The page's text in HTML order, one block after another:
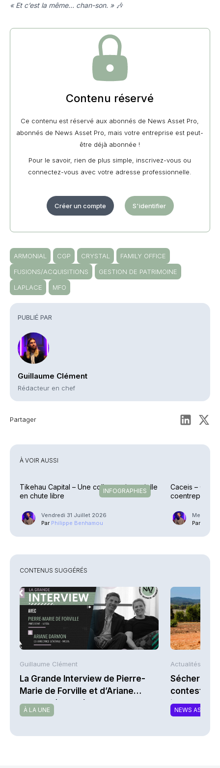
PUBLIÉ PAR
Guillaume Clément
Rédacteur en chef
Partager
« Et c’est la même… chan-son. » 🎶
Contenu réservé
Ce contenu est réservé aux abonnés de News Asset Pro,
abonnés de News Asset Pro, mais votre entreprise est peut-
être déjà abonnée !
Pour le savoir, rien de plus simple, inscrivez-vous ou
connectez-vous avec votre adresse professionnelle.
Créer un compte S'identifier
ARMONIAL CGP CRYSTAL
FAMILY OFFICE
FUSIONS/ACQUISITIONS
GESTION DE PATRIMOINE
LAPLACE
MFO
À VOIR AUSSI
INFOGRAPHIES
Tikehau Capital – Une collecte trimestrielle
en chute libre
Vendredi 31 Juillet 2026
Par Philippe Benhamou
Caceis –
coentreprise
Mercredi
Par
CONTENUS SUGGÉRÉS
Guillaume Clément
La Grande Interview de Pierre-
Marie de Forville et d’Ariane
Darmon (Ivesta)
À LA UNE
Actualités AFP
contestent
NEWS